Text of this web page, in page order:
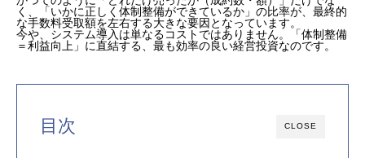
く、「いかに正しく体制整備ができているか」の比率が、最終的
な手数料受取額を左右する大きな要因となっています。
今や、システム導入は単なるコストではありません。「体制整備
＝利益向上」に直結する、最も効率の良い経営投資なのです。
CLOSE
目次